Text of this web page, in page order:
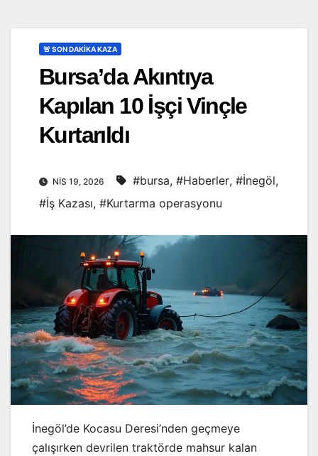
🚨 SON DAKİKA KAZA
Bursa’da Akıntıya
Kapılan 10 İşçi Vinçle
Kurtarıldı
NIS 19, 2026 #bursa, #Haberler, #İnegöl,
#İş Kazası, #Kurtarma operasyonu
İnegöl’de Kocasu Deresi’nden geçmeye
çalışırken devrilen traktörde mahsur kalan